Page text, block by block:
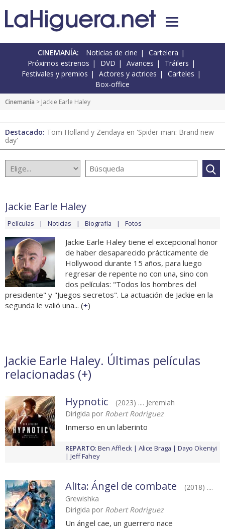
CINEMANÍA: Noticias de cine
Cartelera
Próximos estrenos
DVD Avances
Tráilers
Festivales y premios
Actores y actrices
Carteles
Box-office
Cinemanía > Jackie Earle Haley
Destacado: Tom Holland y Zendaya en 'Spider-man: Brand new
day'
Jackie Earle Haley
Películas Noticias Biografía Fotos
Jackie Earle Haley tiene el excepcional honor
de haber desaparecido prácticamente de
Hollywood durante 15 años, para luego
regresar de repente no con una, sino con
dos películas: "Todos los hombres del
presidente" y "Juegos secretos". La actuación de Jackie en la
segunda le valió una... (+)
Jackie Earle Haley. Últimas películas
relacionadas (+)
Hypnotic
(2023) .... Jeremiah
Dirigida por Robert Rodriguez
Inmerso en un laberinto
REPARTO: Ben Affleck Alice Braga
Dayo Okeniyi
Jeff Fahey
Alita: Ángel de combate
(2018) ....
Grewishka
Dirigida por Robert Rodriguez
Un ángel cae, un guerrero nace